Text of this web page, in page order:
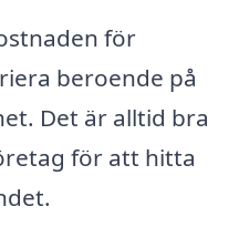
för
beroende på
Det är alltid bra
för att hitta